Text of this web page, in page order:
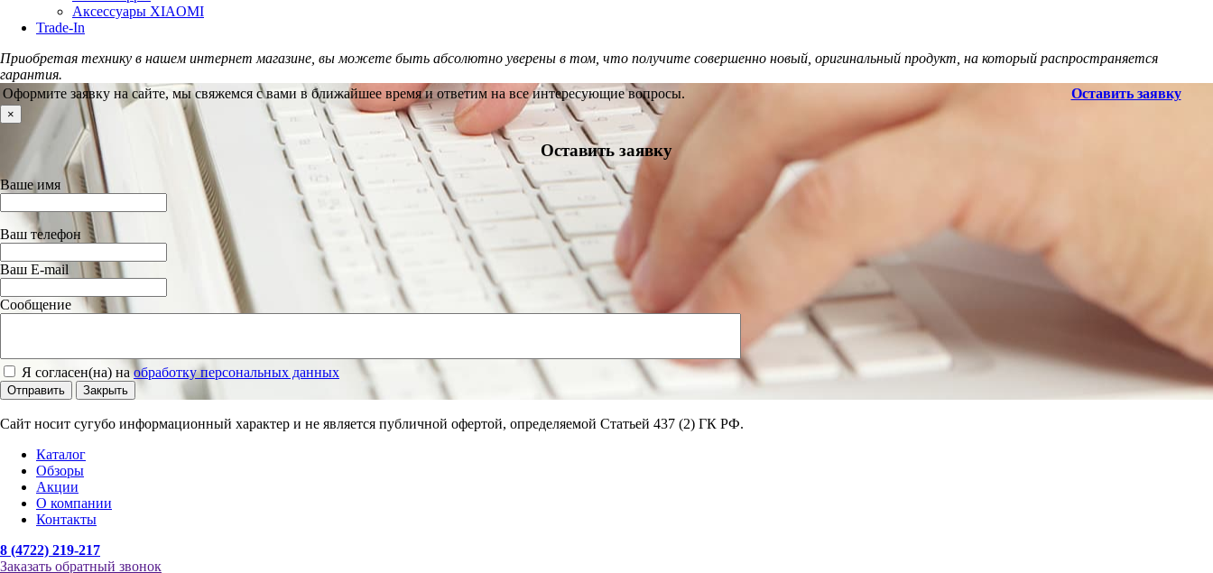
Аксессуары XIAOMI
Trade-In
Приобретая технику в нашем интернет магазине, вы можете быть абсолютно уверены в том, что получите совершенно новый, оригинальный продукт, на который распространяется
гарантия.
Оформите заявку на сайте, мы свяжемся с вами в ближайшее время и ответим на все интересующие вопросы.
Оставить заявку
×
Оставить заявку
Ваше имя
Ваш телефон
Ваш E-mail
Сообщение
Я согласен(на) наобработку персональных данных
Отправить Закрыть
Сайт носит сугубо информационный характер и не является публичной офертой, определяемой Статьей 437 (2) ГК РФ.
Каталог
Обзоры
Акции
О компании
Контакты
8 (4722) 219-217
Заказать обратный звонок